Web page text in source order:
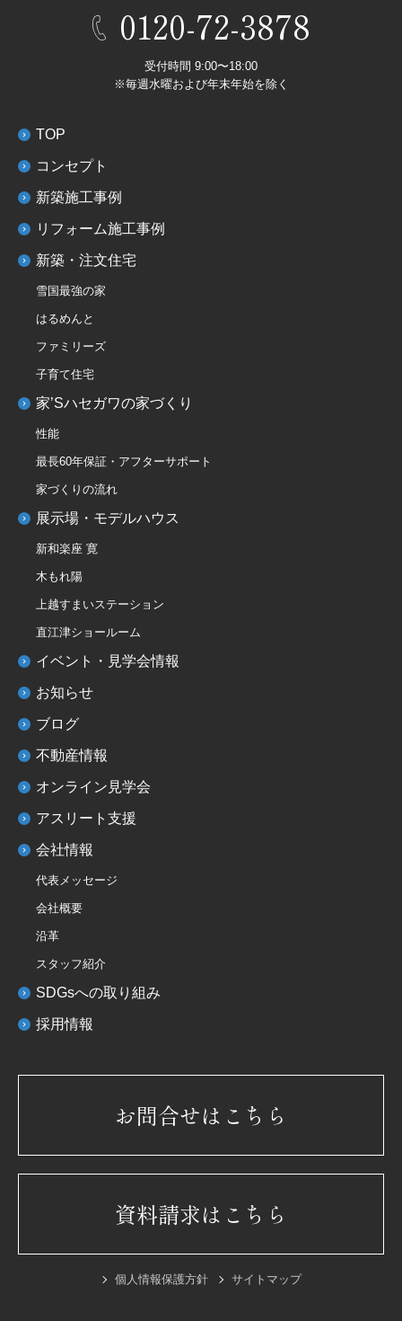
0120-72-3878
受付時間 9:00〜18:00
※毎週水曜および年末年始を除く
TOP
コンセプト
新築施工事例
リフォーム施工事例
新築・注文住宅
雪国最強の家
はるめんと
ファミリーズ
子育て住宅
家’Sハセガワの家づくり
性能
最長60年保証・アフターサポート
家づくりの流れ
展示場・モデルハウス
新和楽座 寛
木もれ陽
上越すまいステーション
直江津ショールーム
イベント・見学会情報
お知らせ
ブログ
不動産情報
オンライン見学会
アスリート支援
会社情報
代表メッセージ
会社概要
沿革
スタッフ紹介
SDGsへの取り組み
採用情報
お問合せはこちら
資料請求はこちら
個人情報保護方針 サイトマップ